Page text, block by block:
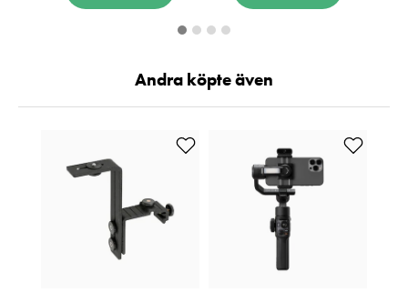
Andra köpte även